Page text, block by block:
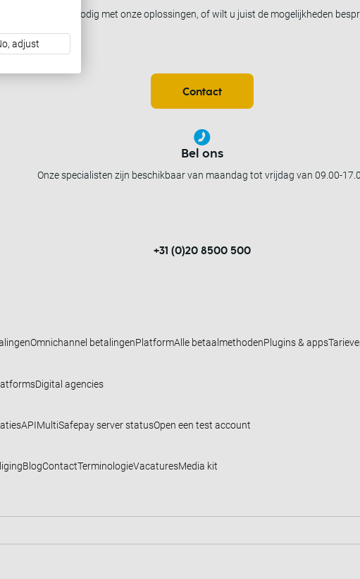
Heeft u hulp nodig met onze oplossingen, of wilt u juist de mogelijkheden
Contact
Bel ons
Onze specialisten zijn beschikbaar van maandag tot vrijdag van 09.00-
+31 (0)20 8500 500
Omnichannel betalingenPlatformAlle betaalmethodenPlugins & apps
Digital agencies
APIMultiSafepay server statusOpen een test account
BlogContactTerminologieVacaturesMedia kit
adjust